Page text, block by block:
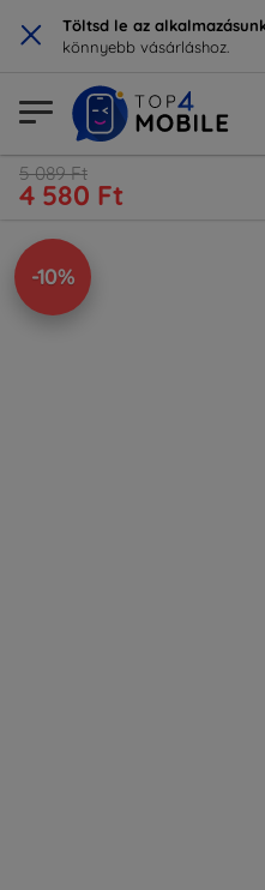
× Töltsd le az
könnyebb vásárláshoz.
5 089 Ft
4 580 Ft
-10%